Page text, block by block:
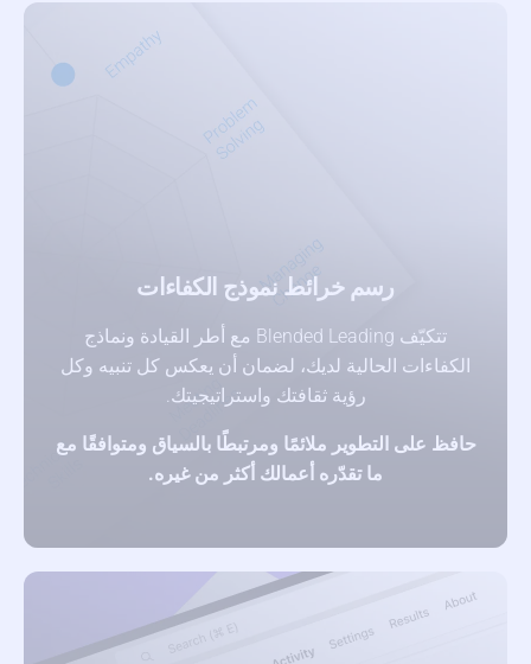
رسم خرائط نموذج الكفاءات
تتكيّف Blended Leading مع أطر القيادة ونماذج
الكفاءات الحالية لديك، لضمان أن يعكس كل تنبيه وكل
رؤية ثقافتك واستراتيجيتك.
حافظ على التطوير ملائمًا ومرتبطًا بالسياق ومتوافقًا مع
ما تقدّره أعمالك أكثر من غيره.